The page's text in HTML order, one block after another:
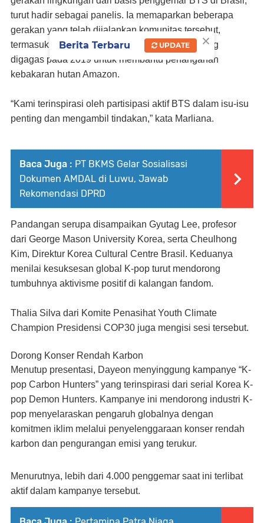
turut hadir sebagai panelis. Ia memaparkan beberapa
gerakan yang telah dijalankan komunitas tersebut,
termasuk kampanye “ARMY for the Amazon” yang
digagas pada 2019 untuk membantu penanganan
kebakaran hutan Amazon.
“Kami terinspirasi oleh partisipasi aktif BTS dalam isu-isu
penting dan mengambil tindakan,” kata Marliana.
Baca Juga : PT BKMS Gelar Sosialisasi
Dokumen AMDAL di Luwu, Jawab
Rekomendasi DPRD
Pandangan serupa disampaikan Gyutag Lee, profesor
dari George Mason University Korea, serta Cheulhong
Kim, Direktur Korea Cultural Centre Brasil. Keduanya
menilai kesuksesan global K-pop turut mendorong
tumbuhnya aktivisme positif di kalangan fandom.
Thalia Silva dari Komite Penasihat Youth Climate
Champion Presidensi COP30 juga mengisi sesi tersebut.
Dorong Konser Rendah Karbon
Menutup presentasi, Dayeon menyinggung kampanye “K-
pop Carbon Hunters” yang terinspirasi dari serial Korea K-
pop Demon Hunters. Kampanye ini mendorong industri K-
pop menyelaraskan pengaruh globalnya dengan
komitmen iklim melalui penyelenggaraan konser rendah
karbon dan pengurangan emisi yang terukur.
Menurutnya, lebih dari 4.000 penggemar saat ini terlibat
aktif dalam kampanye tersebut.
×
Berita Terbaru UPDATE